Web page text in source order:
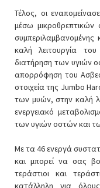
Τέλος, οι
μέσω μικροθρεπτικών
συμπεριλαμβανομένης
καλή λειτουργία
διατήρηση των υγιών
απορρόφηση του
στοιχεία της Jumbo
των μυών, στην καλή
ενεργειακό
των υγιών οστών και
Με τα 46 ενεργά
και μπορεί να σας
τεράστιοι και
κατάλληλη για